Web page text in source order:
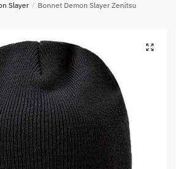
Slayer / Bonnet Demon Slayer Zenitsu
🔍